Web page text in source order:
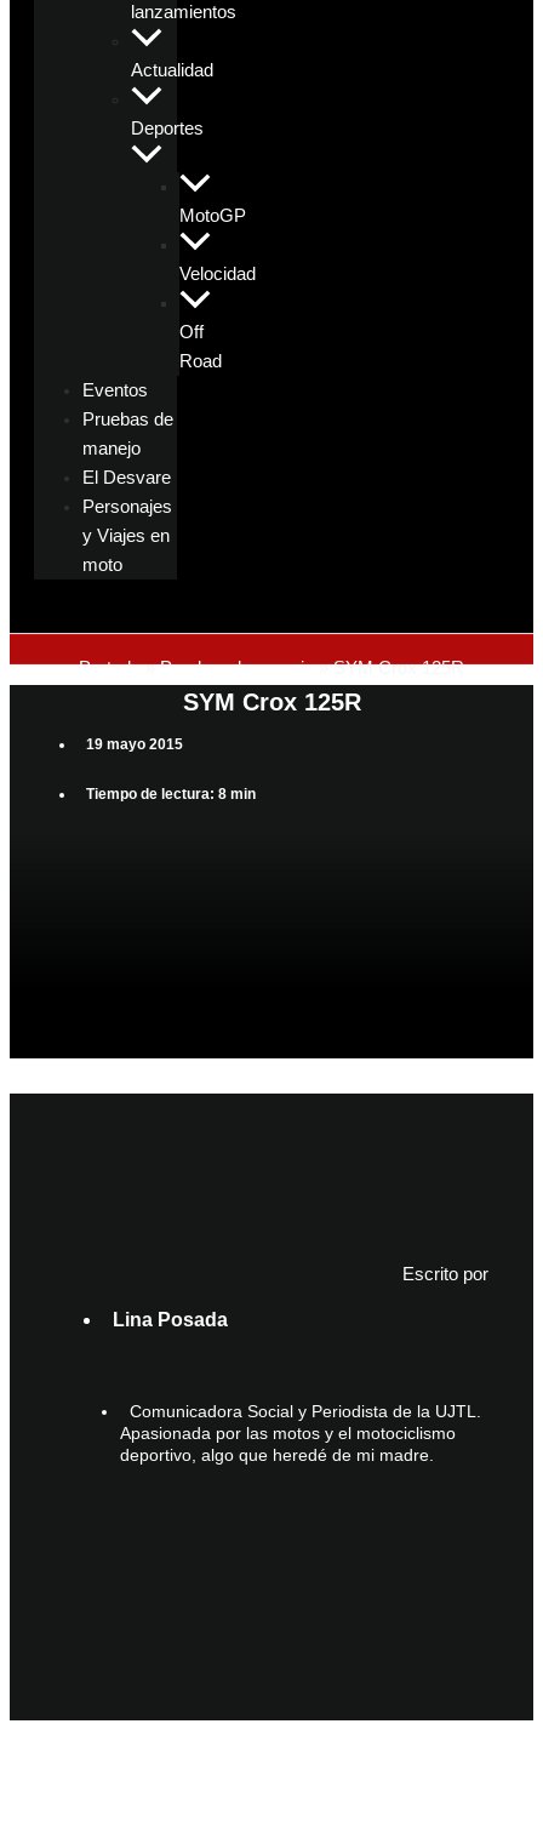
lanzamientos
Actualidad
Deportes
MotoGP
Velocidad
Off
Road
Eventos
Pruebas de
manejo
El Desvare
Personajes
y Viajes en
moto
Portada»Pruebas de manejo»SYM Crox 125R
SYM Crox 125R
19 mayo 2015
Tiempo de lectura: 8 min
Escrito por
Lina Posada
Comunicadora Social y Periodista de la UJTL.
Apasionada por las motos y el motociclismo
deportivo, algo que heredé de mi madre.